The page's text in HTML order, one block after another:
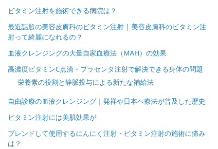
ビタミン注射を施術できる病院は？
最近話題の美容皮膚科のビタミン注射 | 美容皮膚科のビタミン注
射って綺麗になれるの？
血液クレンジングの大量自家血療法（MAH）の効果
高濃度ビタミンC点滴・プラセンタ注射で解決できる身体の問題
栄養素の役割と静脈投与による新たな補給法
自由診療の血液クレンジング｜発祥や日本へ療法が普及した歴史
ビタミン注射には美肌効果が
ブレンドして使用するにんにく注射・ビタミン注射の施術に痛み
は？